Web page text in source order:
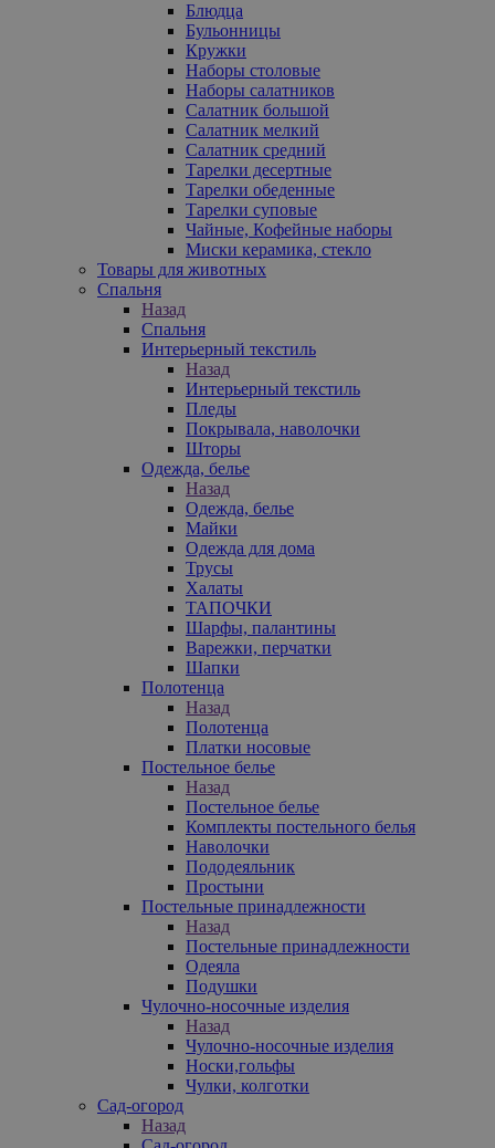
Блюдца
Бульонницы
Кружки
Наборы столовые
Наборы салатников
Салатник большой
Салатник мелкий
Салатник средний
Тарелки десертные
Тарелки обеденные
Тарелки суповые
Чайные, Кофейные наборы
Миски керамика, стекло
Товары для животных
Спальня
Назад
Спальня
Интерьерный текстиль
Назад
Интерьерный текстиль
Пледы
Покрывала, наволочки
Шторы
Одежда, белье
Назад
Одежда, белье
Майки
Одежда для дома
Трусы
Халаты
ТАПОЧКИ
Шарфы, палантины
Варежки, перчатки
Шапки
Полотенца
Назад
Полотенца
Платки носовые
Постельное белье
Назад
Постельное белье
Комплекты постельного белья
Наволочки
Пододеяльник
Простыни
Постельные принадлежности
Назад
Постельные принадлежности
Одеяла
Подушки
Чулочно-носочные изделия
Назад
Чулочно-носочные изделия
Носки,гольфы
Чулки, колготки
Сад-огород
Назад